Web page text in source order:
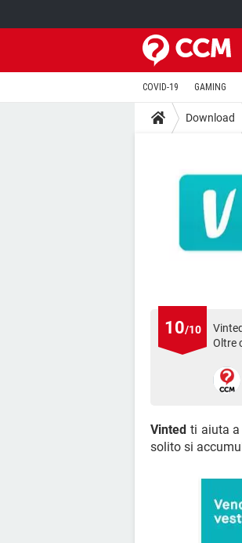
COVID-19 GAMING
Download
10/10
Oltre
Vinted ti aiuta a
solito si